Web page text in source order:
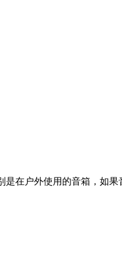
在户外使用的音箱，如